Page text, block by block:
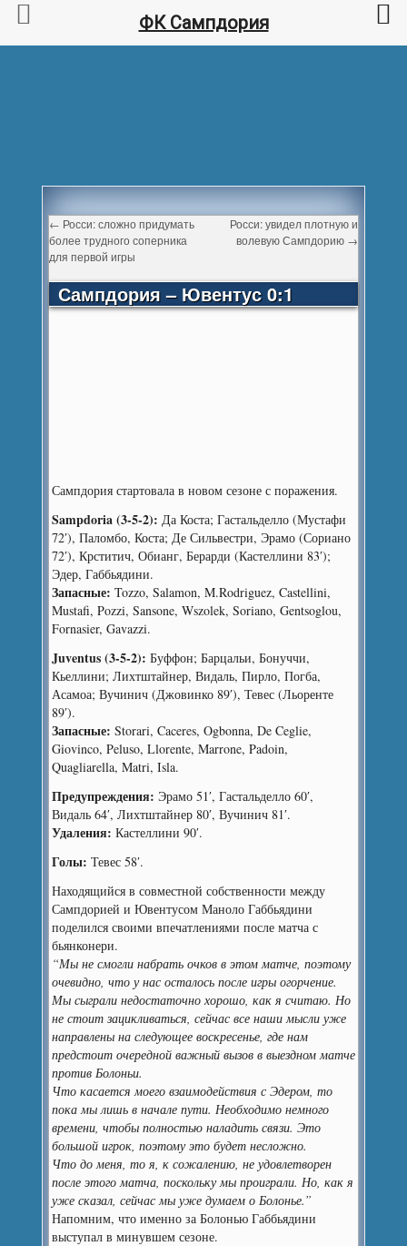
← Росси: сложно придумать
более трудного соперника
для первой игры
Росси: увидел плотную и
волевую Сампдорию →
Сампдория – Ювентус 0:1
Сампдория стартовала в новом сезоне с поражения.
Sampdoria (3-5-2): Да Коста; Гастальделло (Мустафи
72′), Паломбо, Коста; Де Сильвестри, Эрамо (Сориано
72′), Крститич, Обианг, Берарди (Кастеллини 83′);
Эдер, Габбьядини.
Запасные:Tozzo, Salamon, M.Rodriguez, Castellini,
Mustafi, Pozzi, Sansone, Wszolek, Soriano, Gentsoglou,
Fornasier, Gavazzi.
Juventus (3-5-2):Буффон; Барцальи, Бонуччи,
Кьеллини; Лихтштайнер, Видаль, Пирло, Погба,
Асамоа; Вучинич (Джовинко 89′), Тевес (Льоренте
89′).
Запасные: Storari, Caceres, Ogbonna, De Ceglie,
Giovinco, Peluso, Llorente, Marrone, Padoin,
Quagliarella, Matri, Isla.
Предупреждения: Эрамо 51′, Гастальделло 60′,
Видаль 64′, Лихтштайнер 80′, Вучинич 81′.
Удаления: Кастеллини 90′.
Голы: Тевес 58′.
Находящийся в совместной собственности между
Сампдорией и Ювентусом Маноло Габбьядини
поделился своими впечатлениями после матча с
бьянконери.
“Мы не смогли набрать очков в этом матче, поэтому
очевидно, что у нас осталось после игры огорчение.
Мы сыграли недостаточно хорошо, как я считаю. Но
не стоит зацикливаться, сейчас все наши мысли уже
направлены на следующее воскресенье, где нам
предстоит очередной важный вызов в выездном матче
против Болоньи.
Что касается моего взаимодействия с Эдером, то
пока мы лишь в начале пути. Необходимо немного
времени, чтобы полностью наладить связи. Это
большой игрок, поэтому это будет несложно.
Что до меня, то я, к сожалению, не удовлетворен
после этого матча, поскольку мы проиграли. Но, как я
уже сказал, сейчас мы уже думаем о Болонье.”
Напомним, что именно за Болонью Габбьядини
выступал в минувшем сезоне.
ФК Сампдория